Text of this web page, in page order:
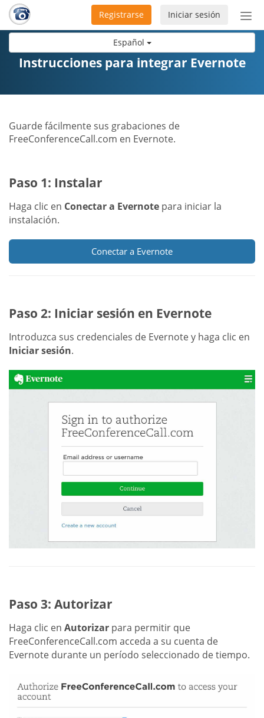
Español
de
Iniciar sesión
Registrarse
Instrucciones para integrar Evernote
Guarde fácilmente sus grabaciones de
FreeConferenceCall.com en Evernote.
Paso 1: Instalar
Haga clic en Conectar a Evernote para iniciar la
instalación.
Conectar a Evernote
Paso 2: Iniciar sesión en Evernote
Introduzca sus credenciales de Evernote y haga clic en
Iniciar sesión.
Paso 3: Autorizar
Haga clic en Autorizar para permitir que
FreeConferenceCall.com acceda a su cuenta de
Evernote durante un período seleccionado de tiempo.